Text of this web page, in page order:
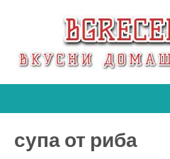
супа от риба